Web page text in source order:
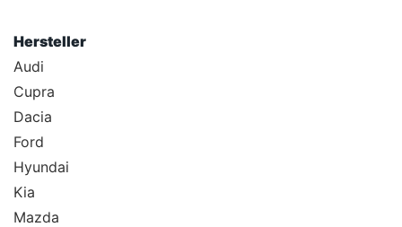
Hersteller
Audi
Cupra
Dacia
Ford
Hyundai
Kia
Mazda